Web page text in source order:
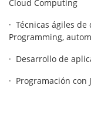
Cloud Computing
· Técnicas ágiles
Programming,
· Desarrollo de
· Programación con